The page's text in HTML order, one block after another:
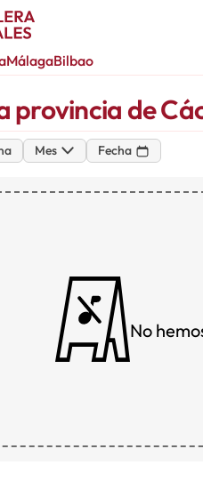
MálagaBilbao
provincia de
Mes Fecha
No